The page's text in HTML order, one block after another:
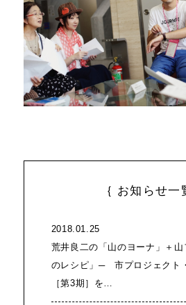
｛ お知らせ一
2018.01.25
荒井良二の「山のヨーナ」＋
のレシピ」─ 市プロジェクト
［第3期］を…